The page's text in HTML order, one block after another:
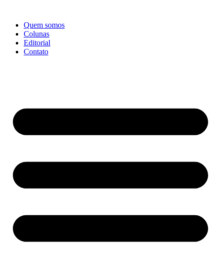
conteúdo
Quem somos
Colunas
Editorial
Contato